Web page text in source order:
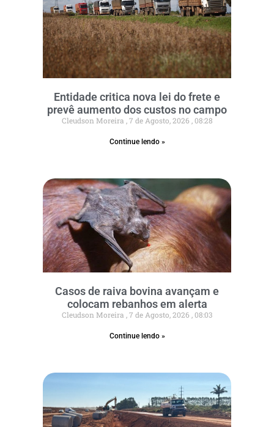
Entidade critica nova lei do frete e
prevê aumento dos custos no campo
Cleudson Moreira 7 de Agosto, 2026 08:28
Continue lendo »
Casos de raiva bovina avançam e
colocam rebanhos em alerta
Cleudson Moreira 7 de Agosto, 2026 08:03
Continue lendo »